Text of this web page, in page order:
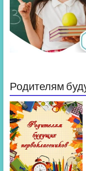
Родителям